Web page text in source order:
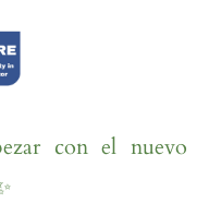
con el nuevo